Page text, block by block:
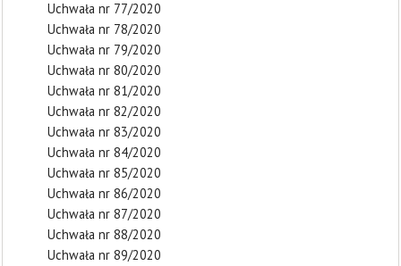
Uchwała nr 77/2020
Uchwała nr 78/2020
Uchwała nr 79/2020
Uchwała nr 80/2020
Uchwała nr 81/2020
Uchwała nr 82/2020
Uchwała nr 83/2020
Uchwała nr 84/2020
Uchwała nr 85/2020
Uchwała nr 86/2020
Uchwała nr 87/2020
Uchwała nr 88/2020
Uchwała nr 89/2020